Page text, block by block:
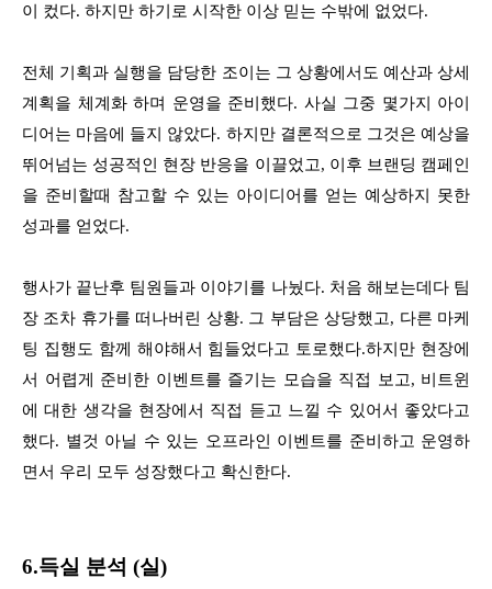
이 컸다. 하지만 하기로 시작한 이상 믿는 수밖에 없었다.
전체 기획과 실행을 담당한 조이는 그 상황에서도 예산과 상세
계획을 체계화 하며 운영을 준비했다. 사실 그중 몇가지 아이
디어는 마음에 들지 않았다. 하지만 결론적으로 그것은 예상을
뛰어넘는 성공적인 현장 반응을 이끌었고, 이후 브랜딩 캠페인
을 준비할때 참고할 수 있는 아이디어를 얻는 예상하지 못한
성과를 얻었다.
행사가 끝난후 팀원들과 이야기를 나눴다. 처음 해보는데다 팀
장 조차 휴가를 떠나버린 상황. 그 부담은 상당했고, 다른 마케
팅 집행도 함께 해야해서 힘들었다고 토로했다.하지만 현장에
서 어렵게 준비한 이벤트를 즐기는 모습을 직접 보고, 비트윈
에 대한 생각을 현장에서 직접 듣고 느낄 수 있어서 좋았다고
했다. 별것 아닐 수 있는 오프라인 이벤트를 준비하고 운영하
면서 우리 모두 성장했다고 확신한다.
6.득실 분석 (실)